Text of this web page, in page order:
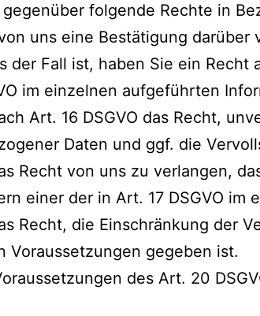
folgende Rechte in
uns eine Bestätigung
der Fall ist, haben Sie ein
im einzelnen aufgeführten
Art. 16 DSGVO das Recht,
Daten und ggf. die
Recht von uns zu verlangen,
einer der in Art. 17 DSGVO
Recht, die Einschränkung der
Voraussetzungen gegeben ist.
des Art. 20